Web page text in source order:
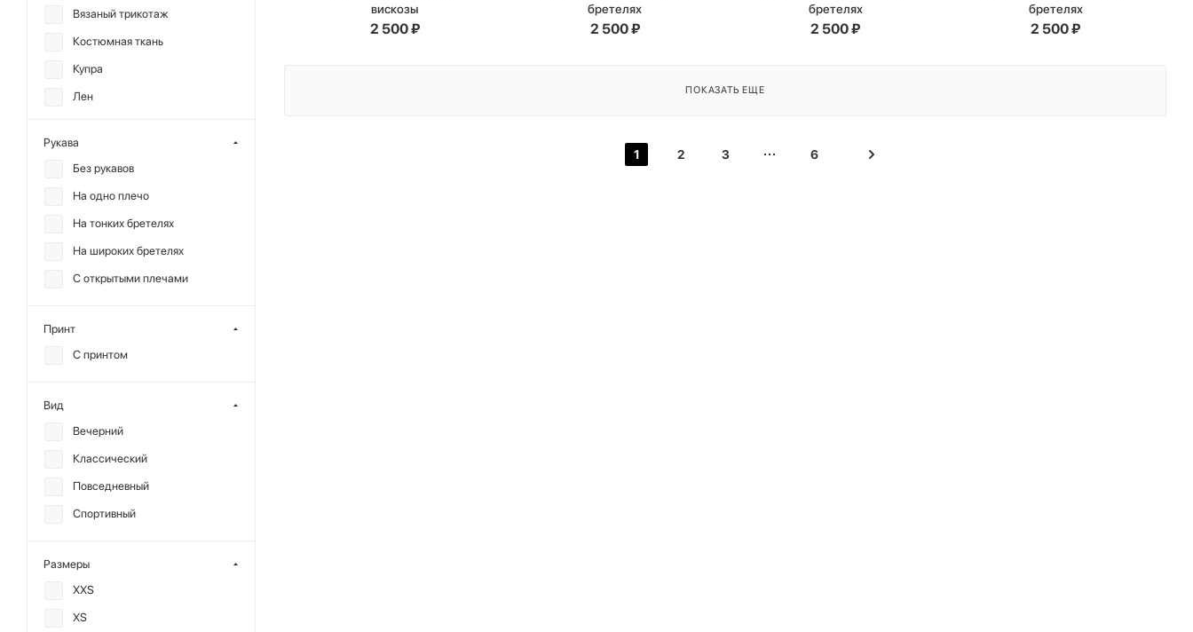
вискозы
2 500₽
бретелях
2 500₽
бретелях
2 500₽
бретелях
2 500₽
ПОКАЗАТЬ ЕЩЕ
1 2 3 6
Вязаный трикотаж
Костюмная ткань
Купра
Лен
Нейлон
Тенсел
Хлопок
Рукава
Без рукавов
На одно плечо
На тонких бретелях
На широких бретелях
С открытыми плечами
Принт
С принтом
Вид
Вечерний
Классический
Повседневный
Спортивный
Размеры
XXS
XS